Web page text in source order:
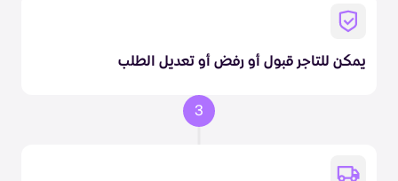
يمكن للتاجر قبول أو رفض أو تعديل الطلب
3